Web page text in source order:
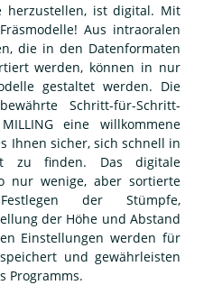
herzustellen, ist digital. Mit
Aus intraoralen
die in den Datenformaten
werden, können in nur
gestaltet werden. Die
Schritt-für-Schritt-
eine willkommene
Ihnen sicher, sich schnell in
zu finden. Das digitale
nur wenige, aber sortierte
der Stümpfe,
der Höhe und Abstand
Einstellungen werden für
und gewährleisten
Programms.